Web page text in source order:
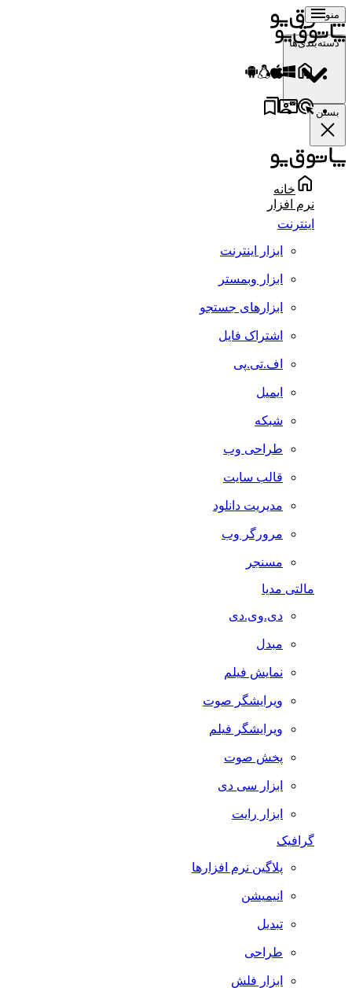
منو
دسته‌بندی‌ها
بستن
خانه
نرم افزار
اینترنت
ابزار اینترنت
ابزار وبمستر
ابزارهای جستجو
اشتراک فایل
اف.تی.پی
ایمیل
شبکه
طراحی وب
قالب سایت
مدیریت دانلود
مرورگر وب
مسنجر
مالتی مدیا
دی.وی.دی
مبدل
نمایش فیلم
ویرایشگر صوت
ویرایشگر فیلم
پخش صوت
ابزار سی دی
ابزار رایت
گرافیک
پلاگین نرم افزارها
انیمیشن
تبدیل
طراحی
ابزار فلش